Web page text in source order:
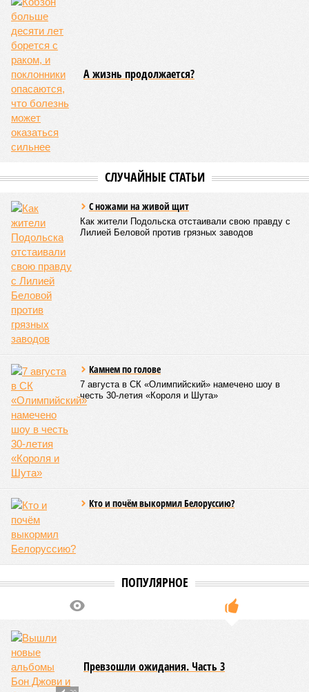
А жизнь продолжается?
СЛУЧАЙНЫЕ СТАТЬИ
С ножами на живой щит
Как жители Подольска отстаивали свою правду с
Лилией Беловой против грязных заводов
Камнем по голове
7 августа в СК «Олимпийский» намечено шоу в
честь 30-летия «Короля и Шута»
Кто и почём выкормил Белоруссию?
ПОПУЛЯРНОЕ
Превзошли ожидания. Часть 3